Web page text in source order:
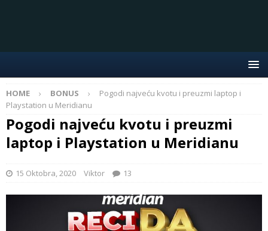
HOME BONUS
Pogodi najveću kvotu i preuzmi laptop i
Playstation u Meridianu
Pogodi najveću kvotu i preuzmi
laptop i Playstation u Meridianu
15 Oktobra, 2020 Viktor 13